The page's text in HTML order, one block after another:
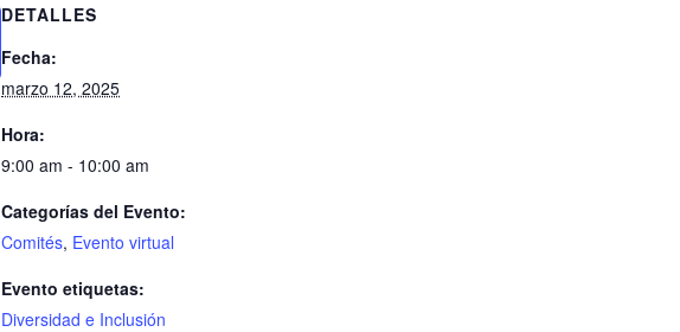
DETALLES
Fecha:
marzo 12, 2025
Hora:
9:00 am - 10:00 am
Categorías del Evento:
Comités, Evento virtual
Evento etiquetas:
Diversidad e Inclusión